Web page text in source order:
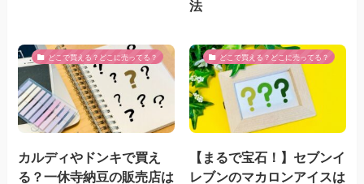
法
どこで買える？どこに売ってる？
カルディやドンキで買え
る？一休寺納豆の販売店は
どこで買える？どこに売ってる？
【まるで宝石！】セブンイ
レブンのマカロンアイスは